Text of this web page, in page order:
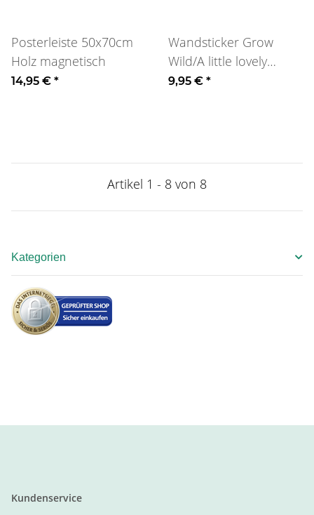
Posterleiste 50x70cm
Holz magnetisch
14,95 € *
Wandsticker Grow
Wild/A little lovely
Company
9,95 € *
Artikel 1 - 8 von 8
Kategorien
Kundenservice